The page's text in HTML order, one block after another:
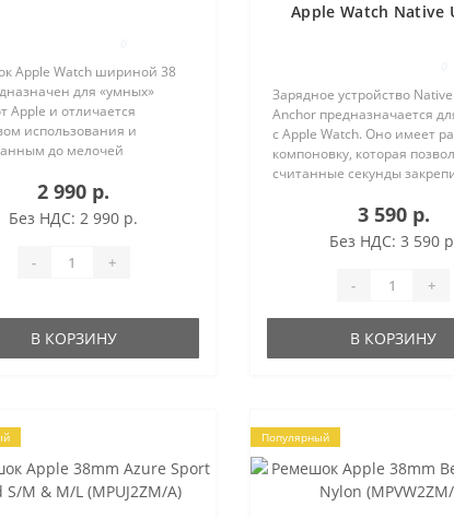
Apple Watch шириной 38
для «умных»
Apple и отличается
использования и
до мелочей
премиум-техники.
МАТЕРИАЛ
создан из особого мат..
2 990 р.
Без НДС: 2 990 р.
- +
В КОРЗИНУ
Apple Watch Native
Зарядное устройство
Anchor предназначается
с Apple Watch. Оно имеет
компоновку, которая
считанные секунды
кабель. МАКСИМАЛЬНАЯ
БЕЗОПАСНОСТЬ
силиконов..
3 590 р.
Без НДС: 3 590
- +
В КОРЗИНУ
Популярный